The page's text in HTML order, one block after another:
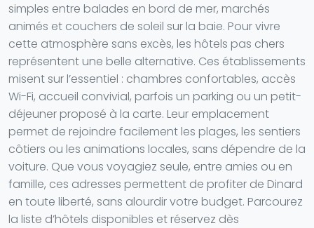
simples entre balades en bord de mer, marchés
animés et couchers de soleil sur la baie. Pour vivre
cette atmosphère sans excès, les hôtels pas chers
représentent une belle alternative. Ces établissements
misent sur l’essentiel : chambres confortables, accès
Wi-Fi, accueil convivial, parfois un parking ou un petit-
déjeuner proposé à la carte. Leur emplacement
permet de rejoindre facilement les plages, les sentiers
côtiers ou les animations locales, sans dépendre de la
voiture. Que vous voyagiez seule, entre amies ou en
famille, ces adresses permettent de profiter de Dinard
en toute liberté, sans alourdir votre budget. Parcourez
la liste d’hôtels disponibles et réservez dès